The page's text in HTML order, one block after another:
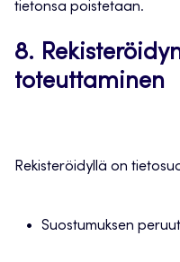
tietonsa poistetaan.
8.
toteuttaminen
Rekisteröidyllä on
Suostumuksen